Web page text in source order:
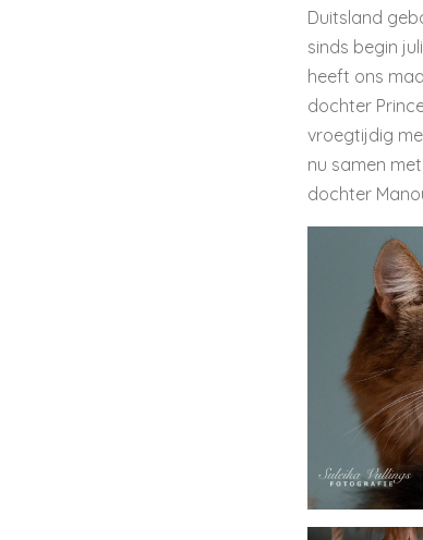
Duitsland
sinds begin
heeft ons
dochter
vroegtijdig
nu samen
dochter